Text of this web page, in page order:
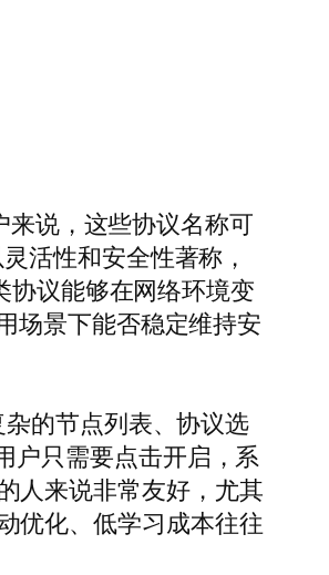
来说，这些协议名称可
活性和安全性著称，
协议能够在网络环境变
场景下能否稳定维持安
的节点列表、协议选
户只需要点击开启，系
人来说非常友好，尤其
优化、低学习成本往往